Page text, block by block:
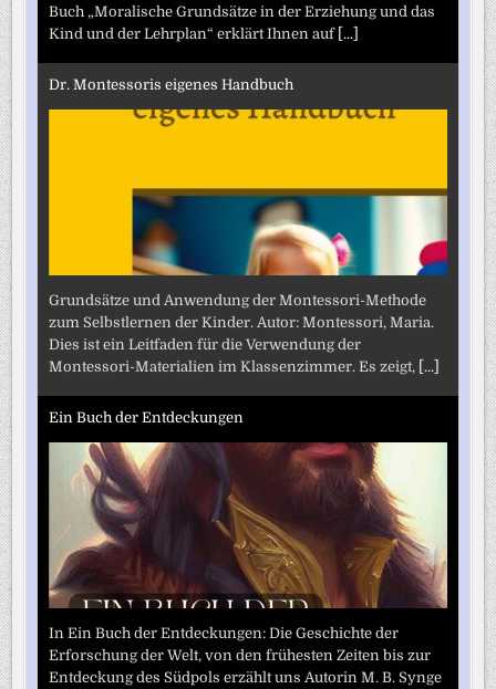
Buch „Moralische Grundsätze in der Erziehung und das
Kind und der Lehrplan“ erklärt Ihnen auf [...]
Dr. Montessoris eigenes Handbuch
Grundsätze und Anwendung der Montessori-Methode
zum Selbstlernen der Kinder. Autor: Montessori, Maria.
Dies ist ein Leitfaden für die Verwendung der
Montessori-Materialien im Klassenzimmer. Es zeigt, [...]
Ein Buch der Entdeckungen
In Ein Buch der Entdeckungen: Die Geschichte der
Erforschung der Welt, von den frühesten Zeiten bis zur
Entdeckung des Südpols erzählt uns Autorin M. B. Synge